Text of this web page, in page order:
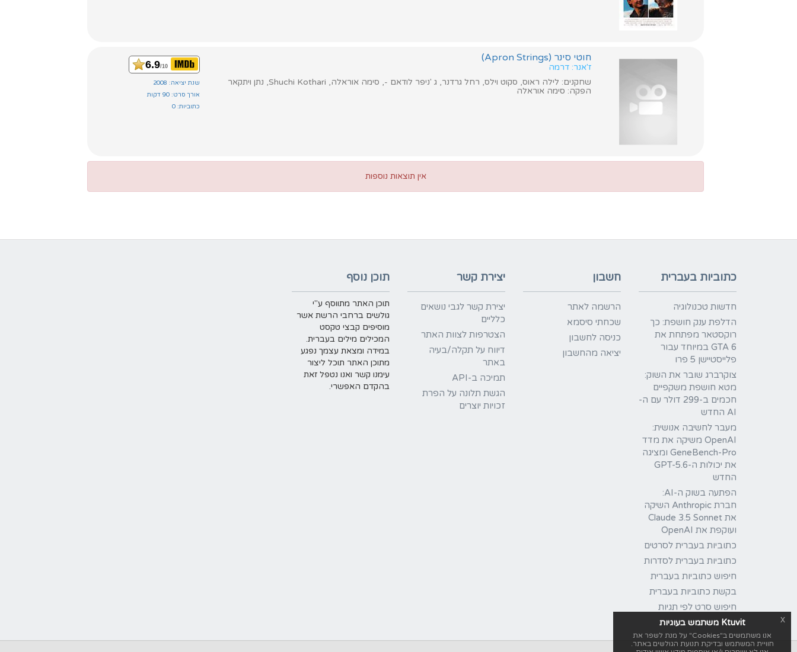
חוטי סינר (Apron Strings)
ז'אנר: דרמה
שחקנים: לילה ראוס, סקוט וילס, רחל גרדנר, ג 'ניפר לודאם -, סימה אוראלה, Shuchi Kothari, נתן ויתקאר
הפקה: סימה אוראלה
6.9/10
שנת יציאה: 2008
אורך סרט: 90 דקות
כתוביות: 0
אין תוצאות נוספות
כתוביות בעברית
חדשות טכנולוגיה
הדלפת ענק חושפת: כך
רוקסטאר מפתחת את
GTA 6 במיוחד עבור
פלייסטיישן 5 פרו
צוקרברג שובר את השוק:
מטא חושפת משקפיים
חכמים ב-299 דולר עם ה-
AI החדש
מעבר לחשיבה אנושית:
OpenAI משיקה את מדד
GeneBench-Pro ומציגה
את יכולות ה-GPT-5.6
החדש
הפתעה בשוק ה-AI:
חברת Anthropic השיקה
את Claude 3.5 Sonnet
ועוקפת את OpenAI
כתוביות בעברית לסרטים
כתוביות בעברית לסדרות
חיפוש כתוביות בעברית
בקשת כתוביות בעברית
חיפוש סרט לפי תגיות
חשבון
הרשמה לאתר
שכחתי סיסמא
כניסה לחשבון
יציאה מהחשבון
יצירת קשר
יצירת קשר לגבי נושאים
כלליים
הצטרפות לצוות האתר
דיווח על תקלה/בעיה
באתר
תמיכה ב-API
הגשת תלונה על הפרת
זכויות יוצרים
תוכן נוסף
תוכן האתר מתווסף ע"י
גולשים ברחבי הרשת אשר
מוסיפים קבצי טקסט
המכילים מילים בעברית.
במידה ומצאת עצמך נפגע
מתוכן האתר תוכל ליצור
עימנו קשר ואנו נטפל זאת
בהקדם האפשרי.
Ktuvit משתמש בעוגיות
אנו משתמשים ב"Cookies" על מנת לשפר את
חוויית המשתמש ובדיקת תנועת הגולשים באתר.
x